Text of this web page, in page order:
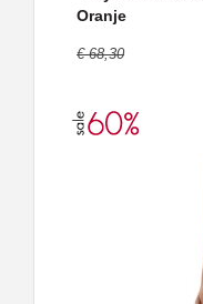
Oranje
€ 68,30